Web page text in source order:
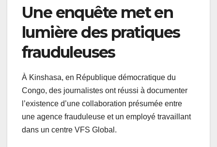
Une enquête met en
lumière des pratiques
frauduleuses
À Kinshasa, en République démocratique du
Congo, des journalistes ont réussi à documenter
l’existence d’une collaboration présumée entre
une agence frauduleuse et un employé travaillant
dans un centre VFS Global.